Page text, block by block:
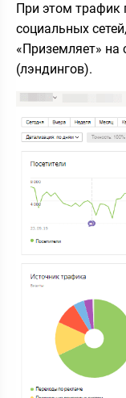
При этом трафик
социальных
«Приземляет» на
(лэндингов).